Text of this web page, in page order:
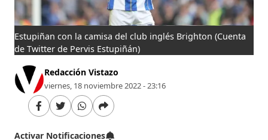
Estupiñan con la camisa del club inglés Brighton(Cuenta
de Twitter de Pervis Estupiñán)
Redacción Vistazo
viernes, 18 noviembre 2022 - 23:16
Activar Notificaciones